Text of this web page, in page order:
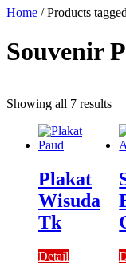
Home / Products
Souvenir
Showing all 7 results
Plakat
Wisuda
Tk
Detail